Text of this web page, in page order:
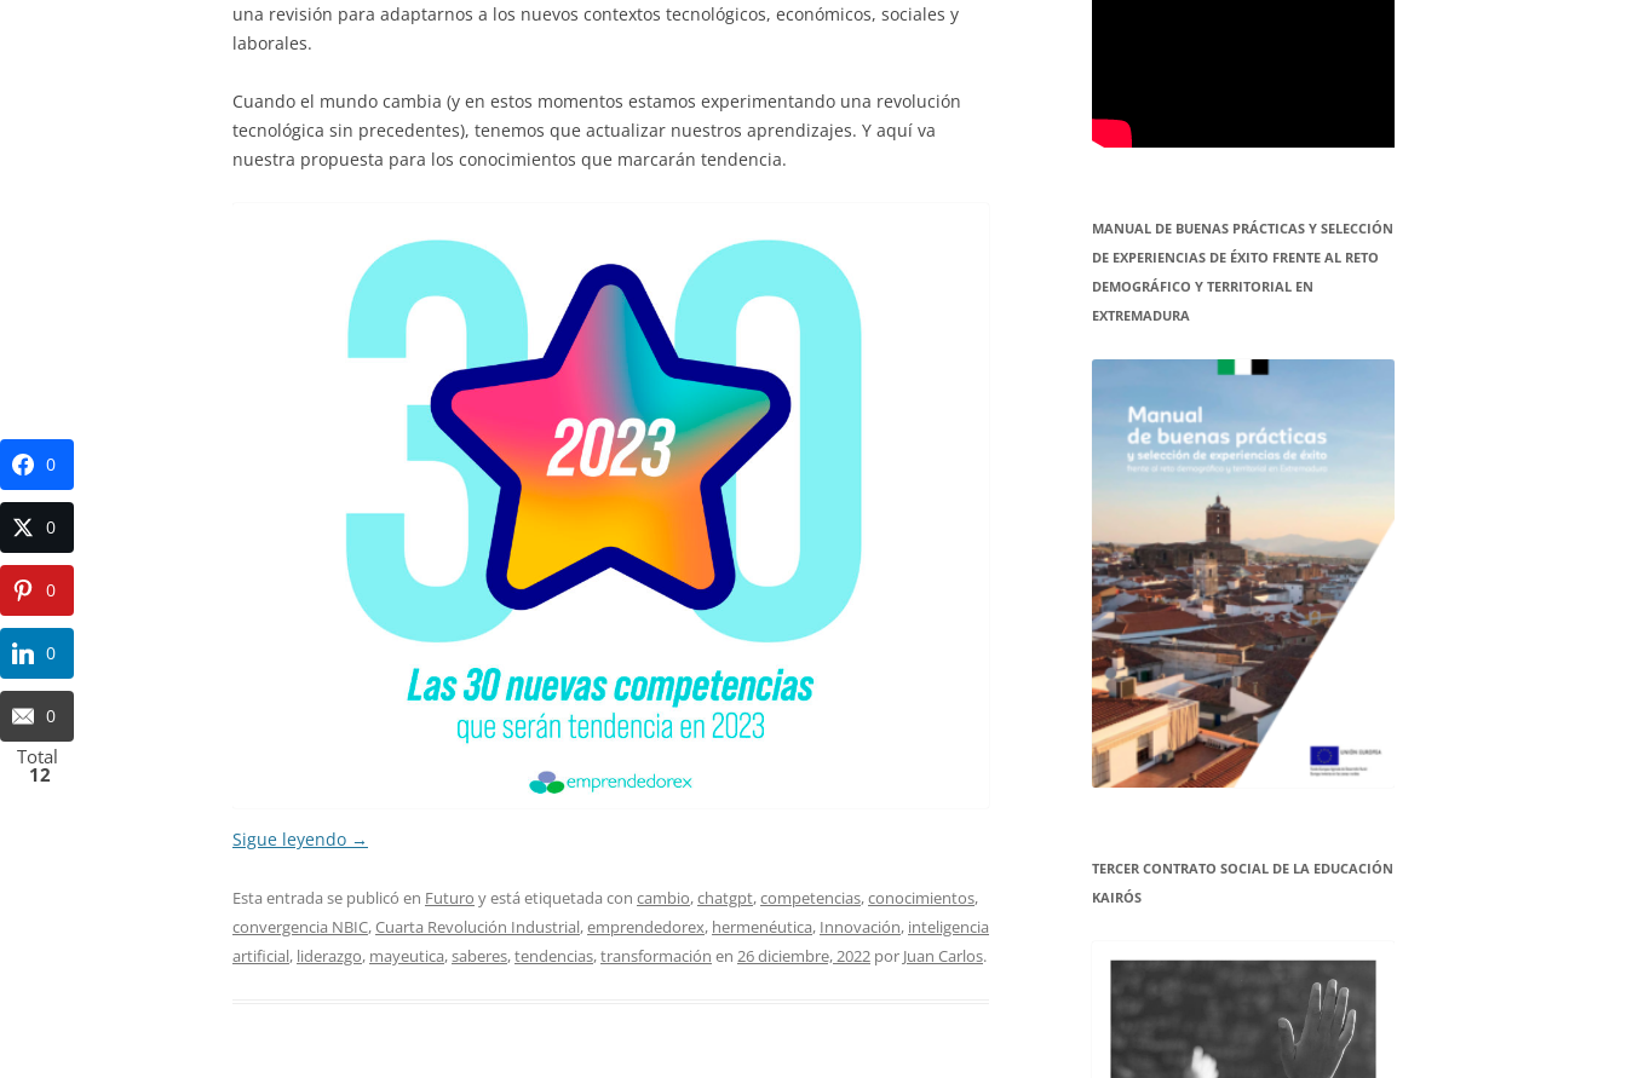
una revisión para adaptarnos a los nuevos contextos tecnológicos, económicos, sociales y
laborales.
Cuando el mundo cambia (y en estos momentos estamos experimentando una revolución
tecnológica sin precedentes), tenemos que actualizar nuestros aprendizajes. Y aquí va
nuestra propuesta para los conocimientos que marcarán tendencia.
Sigue leyendo →
Esta entrada se publicó en Futuro y está etiquetada con cambio,chatgpt,competencias,conocimientos,
convergencia NBIC,Cuarta Revolución Industrial,emprendedorex, hermenéutica, Innovación, inteligencia
artificial, liderazgo, mayeutica,saberes,tendencias,transformación en 26 diciembre, 2022 por Juan Carlos.
MANUAL DE BUENAS PRÁCTICAS Y SELECCIÓN
DE EXPERIENCIAS DE ÉXITO FRENTE AL RETO
DEMOGRÁFICO Y TERRITORIAL EN
EXTREMADURA
TERCER CONTRATO SOCIAL DE LA EDUCACIÓN
KAIRÓS
0
0
0
0
0
Total
12